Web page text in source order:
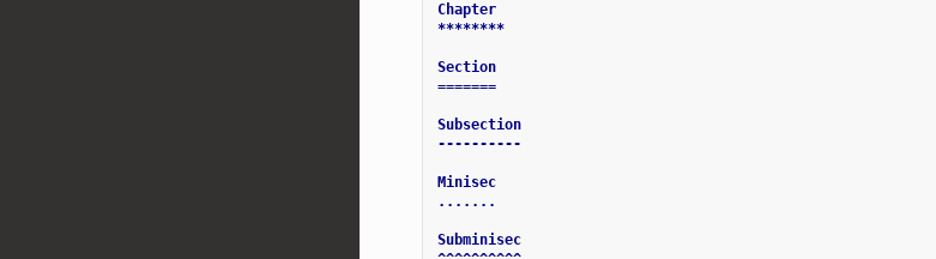
Chapter
********
Section
=======
Subsection
----------
Minisec
.......
Subminisec